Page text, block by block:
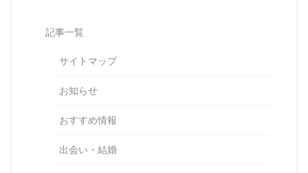
Learn More
記事一覧
サイトマップ
お知らせ
おすすめ情報
出会い・結婚